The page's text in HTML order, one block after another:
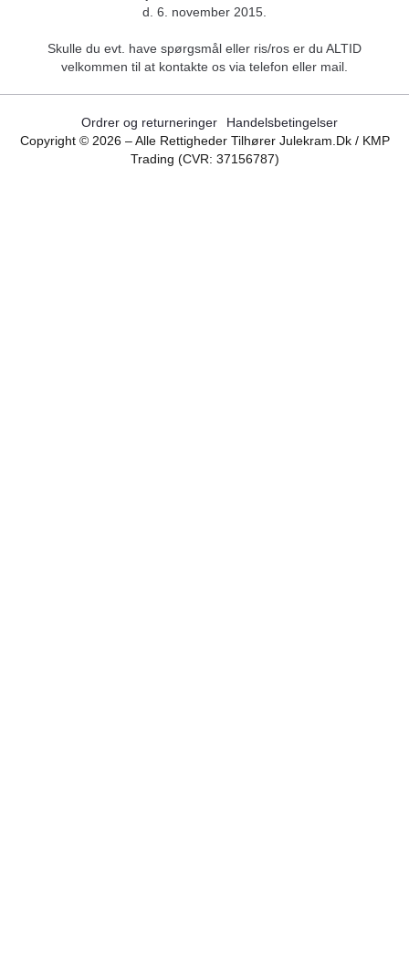
d. 6. november 2015.
Skulle du evt. have spørgsmål eller ris/ros er du ALTID
velkommen til at kontakte os via telefon eller mail.
Copyright © 2026– Alle Rettigheder Tilhører Julekram.dk / KMP
Trading (CVR: 37156787)
Ordrer og returneringer Handelsbetingelser